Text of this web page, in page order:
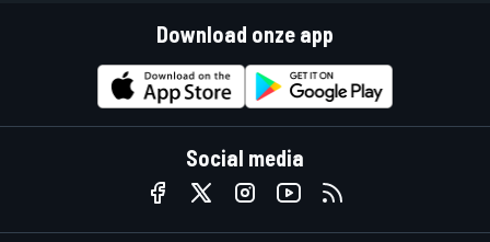
Download onze app
Social media